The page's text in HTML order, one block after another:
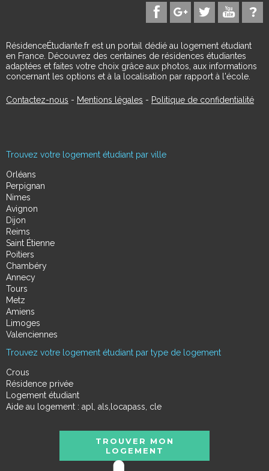
RésidenceÉtudiante.fr est un portail dédié au logement étudiant
en France. Découvrez des centaines de résidences étudiantes
adaptées et faites votre choix grâce aux photos, aux informations
concernant les options et à la localisation par rapport à l'école.
Contactez-nous - Mentions légales - Politique de confidentialité
Trouvez votre logement étudiant par ville
Orléans
Perpignan
Nimes
Avignon
Dijon
Reims
Saint Étienne
Poitiers
Chambéry
Annecy
Tours
Metz
Amiens
Limoges
Valenciennes
Trouvez votre logement étudiant par type de logement
Crous
Résidence privée
Logement étudiant
Aide au logement : apl, als,locapass, cle
TROUVER MON
LOGEMENT